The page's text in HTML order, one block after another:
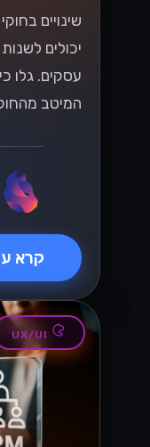
האם אתה
המסחר
חיוניות כדי
קרא
וואטסאפ